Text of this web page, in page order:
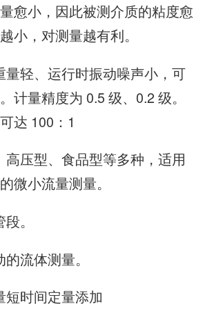
愈小，因此被测介质的粘度愈
小，对测量越有利。
轻、运行时振动噪声小，可
计量精度为 0.5 级、0.2 级。
达 100：1
压型、食品型等多种，适用
微小流量测量。
。
流体测量。
时间定量添加